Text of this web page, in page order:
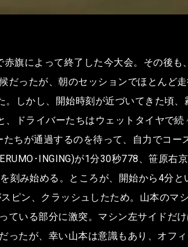
旗によって終了した今大会。その後も
ったが、朝のセッションでほとんど
しかし、開始時刻が近づいてきた頃、
ドライバーたちはウェットタイヤで
ちが通過するのを待って、自力でコ
･INGING)が1分30秒778、笹原右
刻み始める。ところが、開始から4分
ピン、クラッシュしたため。山本の
いる部分に激突。マシン左サイドだ
ったが、幸い山本は意識もあり、オフ